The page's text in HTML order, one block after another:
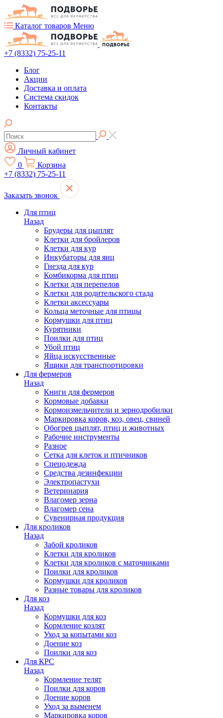
Каталог товаров Меню
+7 (8332) 75-25-11
Блог
Акции
Доставка и оплата
Система скидок
Контакты
Личный кабинет
0
Корзина
+7 (8332) 75-25-11
Заказать звонок
Для птиц
Назад
Брудеры для цыплят
Клетки для бройлеров
Клетки для кур
Инкубаторы для яиц
Гнезда для кур
Комбикорма для птиц
Клетки для перепелов
Клетки для родительского стада
Клетки аксессуары
Кольца меточные для птицы
Кормушки для птиц
Курятники
Поилки для птиц
Убой птиц
Яйца искусственные
Ящики для транспортировки
Для фермеров
Назад
Книги для фермеров
Кормовые добавки
Кормоизмельчители и зернодробилки
Маркировка коров, коз, овец, свиней
Обогрев цыплят, птиц и животных
Рабочие инструменты
Разное
Сетка для клеток и птичников
Спецодежда
Средства дезинфекции
Электропастухи
Ветеринария
Влагомер зерна
Влагомер сена
Сувенирная продукция
Для кроликов
Назад
Забой кроликов
Клетки для кроликов
Клетки для кроликов с маточниками
Поилки для кроликов
Кормушки для кроликов
Разные товары для кроликов
Для коз
Назад
Кормушки для коз
Кормление козлят
Уход за копытами коз
Доение коз
Поилки для коз
Для КРС
Назад
Кормление телят
Поилки для коров
Доение коров
Уход за выменем
Маркировка коров